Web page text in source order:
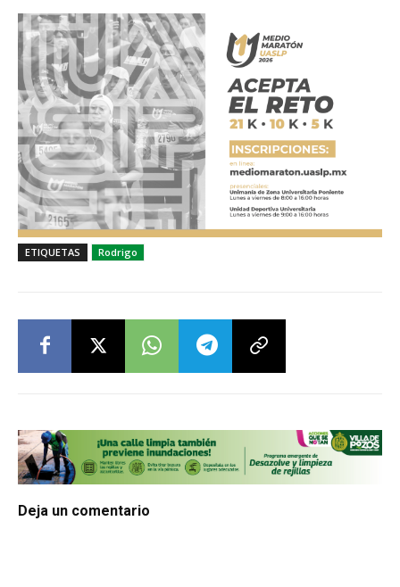
ETIQUETAS Rodrigo
Deja un comentario